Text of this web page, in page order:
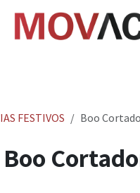
FESTIVOS Boo
Boo